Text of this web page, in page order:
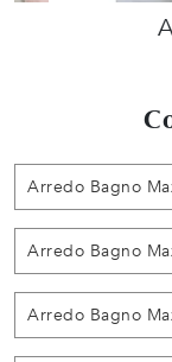
Arredo Bagno
Arredo Bagno
Arredo Bagno